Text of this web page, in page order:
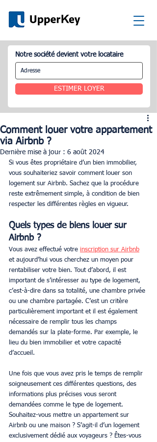
Notre société devient votre locataire
ESTIMER LOYER
Comment louer votre appartement
via Airbnb ?
Dernière mise à jour : 6 août 2024
Si vous êtes propriétaire d’un bien immobilier,
vous souhaiteriez savoir comment louer son
logement sur Airbnb. Sachez que la procédure
reste extrêmement simple, à condition de bien
respecter les différentes règles en vigueur.
Quels types de biens louer sur
Airbnb ?
Vous avez effectué votre inscription sur Airbnb
et aujourd’hui vous cherchez un moyen pour
rentabiliser votre bien. Tout d’abord, il est
important de s’intéresser au type de logement,
c’est-à-dire dans sa totalité, une chambre privée
ou une chambre partagée. C’est un critère
particulièrement important et il est également
nécessaire de remplir tous les champs
demandés sur la plate-forme. Par exemple, le
lieu du bien immobilier et votre capacité
d’accueil.
Une fois que vous avez pris le temps de remplir
soigneusement ces différentes questions, des
informations plus précises vous seront
demandées comme le type de logement.
Souhaitez-vous mettre un appartement sur
Airbnb ou une maison ? S’agit-il d’un logement
exclusivement dédié aux voyageurs ? Êtes-vous